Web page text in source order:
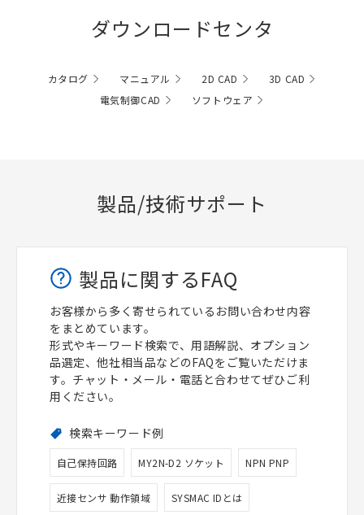
ダウンロードセンタ
カタログ マニュアル 2D CAD
3D CAD
電気制御CAD
ソフトウェア
製品/技術サポート
製品に関するFAQ
お客様から多く寄せられているお問い合わせ内容
をまとめています。
形式やキーワード検索で、用語解説、オプション
品選定、他社相当品などのFAQをご覧いただけま
す。チャット・メール・電話と合わせてぜひご利
用ください。
検索キーワード例
自己保持回路 MY2N-D2 ソケット NPN PNP
近接センサ 動作領域 SYSMAC IDとは